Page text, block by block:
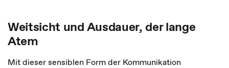
Weitsicht und Ausdauer, der lange
Atem
Mit dieser sensiblen Form der Kommunikation